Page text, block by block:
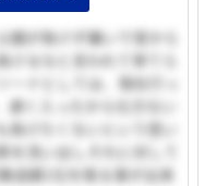
が負けず嫌いで昔から
るなと言われて育てら
ドとしては、現在行っ
遅く入ったから仕方ない
負けたくないという思い
を洗い出しそれに対して
成績1位を取る事が出来